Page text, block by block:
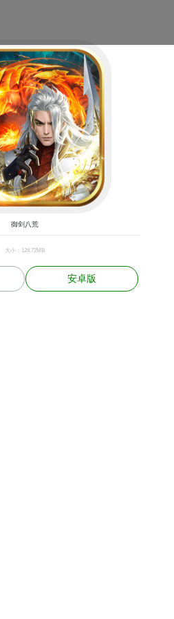
御剑八荒
大小：124.72MB
安卓版